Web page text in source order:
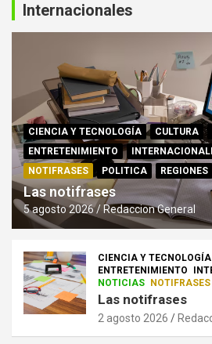
Internacionales
CIENCIA Y TECNOLOGÍA CULTURA
ENTRETENIMIENTO
NOTIFRASES
POLITICA REGIONES
Las notifrases
5 agosto 2026 Redaccion General
CIENCIA Y TECNOLOGÍA
ENTRETENIMIENTO
NOTICIAS
NOTIFRASES
Las notifrases
2 agosto 2026